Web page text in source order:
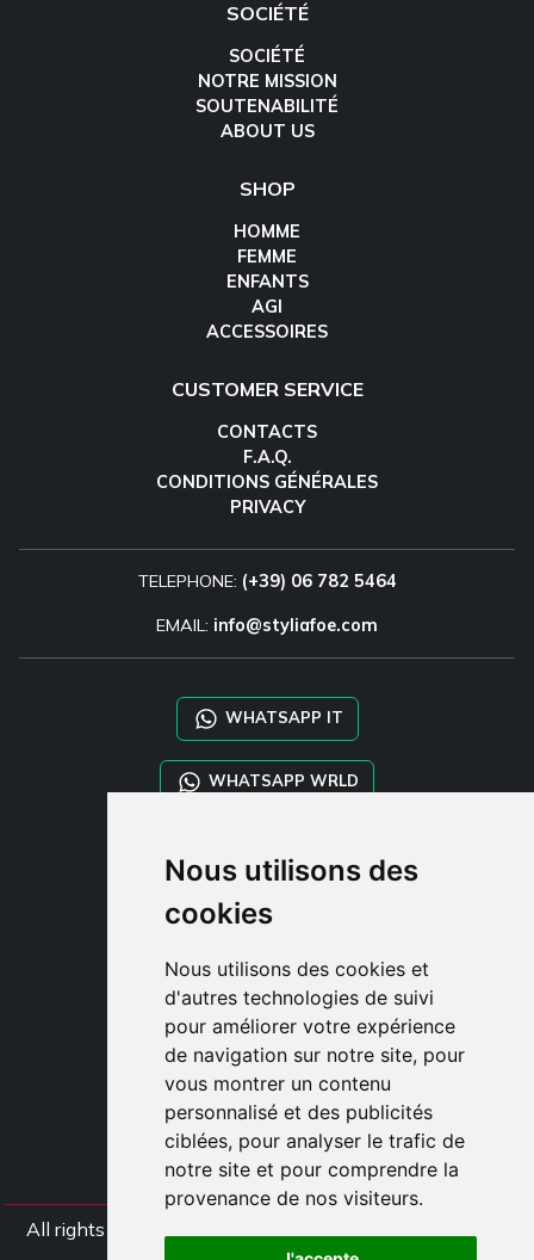
Nous utilisons des
cookies
Nous utilisons des cookies et
d'autres technologies de suivi
pour améliorer votre expérience
de navigation sur notre site, pour
vous montrer un contenu
personnalisé et des publicités
ciblées, pour analyser le trafic de
notre site et pour comprendre la
provenance de nos visiteurs.
SOCIÉTÉ
SOCIÉTÉ
NOTRE MISSION
SOUTENABILITÉ
ABOUT US
SHOP
HOMME
FEMME
ENFANTS
AGI
ACCESSOIRES
CUSTOMER SERVICE
CONTACTS
F.A.Q.
CONDITIONS GÉNÉRALES
PRIVACY
TELEPHONE: (+39) 06 782 5464
EMAIL: info@styliafoe.com
WHATSAPP IT
WHATSAPP WRLD
STYLIA SERVICES
SHOP B2B
TAYLOR MADE ORDERS
CLIENT
ENREGISTRE-TOI
ACCÈS
PANIER
All rights Styliafoe s.r.l. © 2025 - TVA IT15015641002